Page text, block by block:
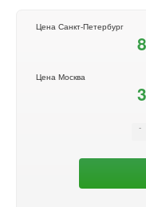
Цена Санкт-Петербург
Цена Москва